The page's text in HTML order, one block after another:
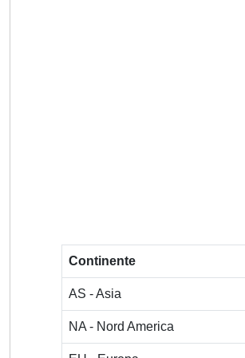
Continente
AS - Asia
NA - Nord America